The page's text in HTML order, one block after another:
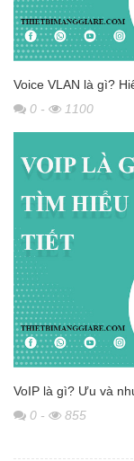
Voice VLAN là gì?
0 - 1100
VoIP là gì? Ưu và
0 - 855